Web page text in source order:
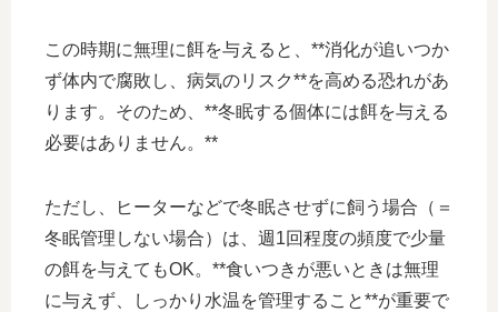
この時期に無理に餌を与えると、**消化が追いつか
ず体内で腐敗し、病気のリスク**を高める恐れがあ
ります。そのため、**冬眠する個体には餌を与える
必要はありません。**
ただし、ヒーターなどで冬眠させずに飼う場合（＝
冬眠管理しない場合）は、週1回程度の頻度で少量
の餌を与えてもOK。**食いつきが悪いときは無理
に与えず、しっかり水温を管理すること**が重要で